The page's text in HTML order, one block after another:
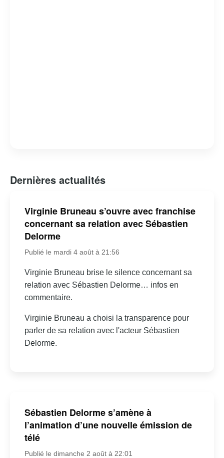
Dernières actualités
Virginie Bruneau s’ouvre avec franchise
concernant sa relation avec Sébastien
Delorme
Publié le mardi 4 août à 21:56
Virginie Bruneau brise le silence concernant sa
relation avec Sébastien Delorme… infos en
commentaire.
Virginie Bruneau a choisi la transparence pour
parler de sa relation avec l'acteur Sébastien
Delorme.
Sébastien Delorme s’amène à
l’animation d’une nouvelle émission de
télé
Publié le dimanche 2 août à 22:01